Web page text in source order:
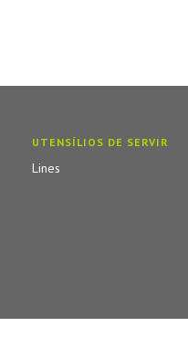
UTENSÍLIOS DE SERVIR
Lines